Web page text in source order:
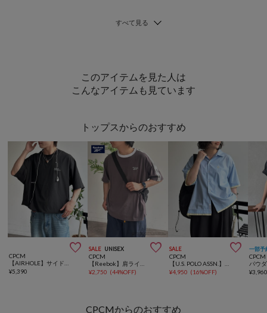
このアイテムを見た人は
こんなアイテムも見ています
トップスからのおすすめ

CPCM
¥5,390
SALE UNISEX 
CPCM
¥2,750 (44%OFF)
SALE 
CPCM
¥4,950 (16%OFF)
一部予
CPCM
¥
CPCMからのおすすめ